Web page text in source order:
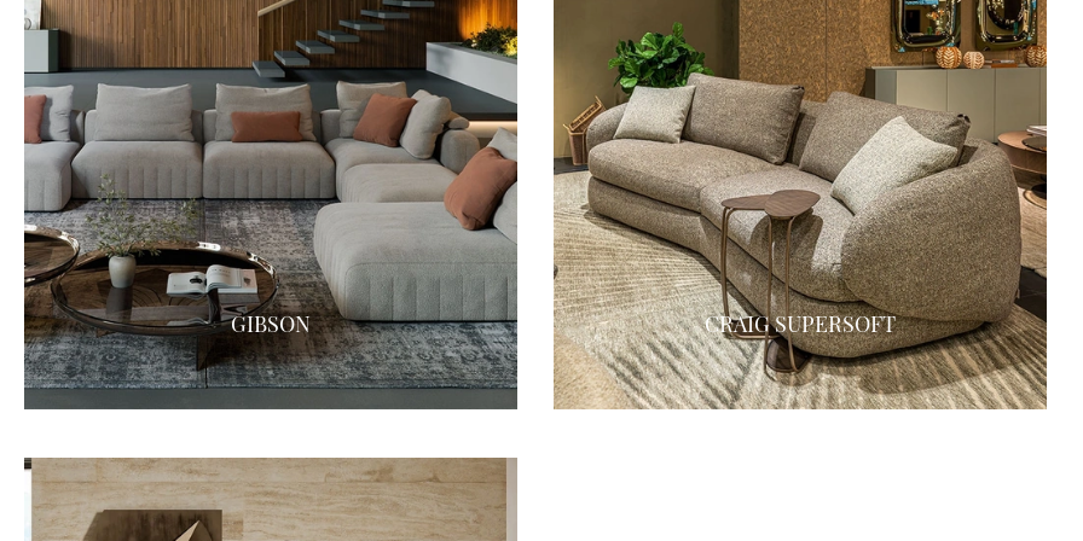
GIBSON CRAIG SUPERSOFT